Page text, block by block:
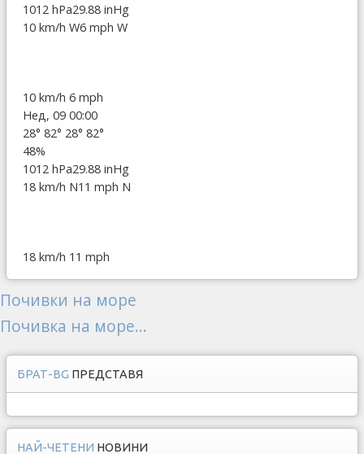
1012 hPa29.88 inHg
10 km/h W6 mph W
10 km/h 6 mph
Нед, 09 00:00
28° 82° 28° 82°
48%
1012 hPa29.88 inHg
18 km/h N11 mph N
18 km/h 11 mph
Почивки на море
Почивка на море...
БРАТ-BG ПРЕДСТАВЯ
НАЙ-ЧЕТЕНИ НОВИНИ